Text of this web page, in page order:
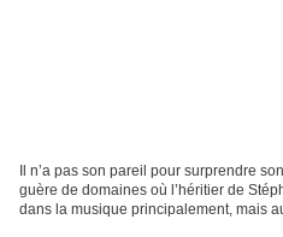
Il n’a pas son pareil pour surprendre
guère de domaines où l’héritier de
dans la musique principalement, mais